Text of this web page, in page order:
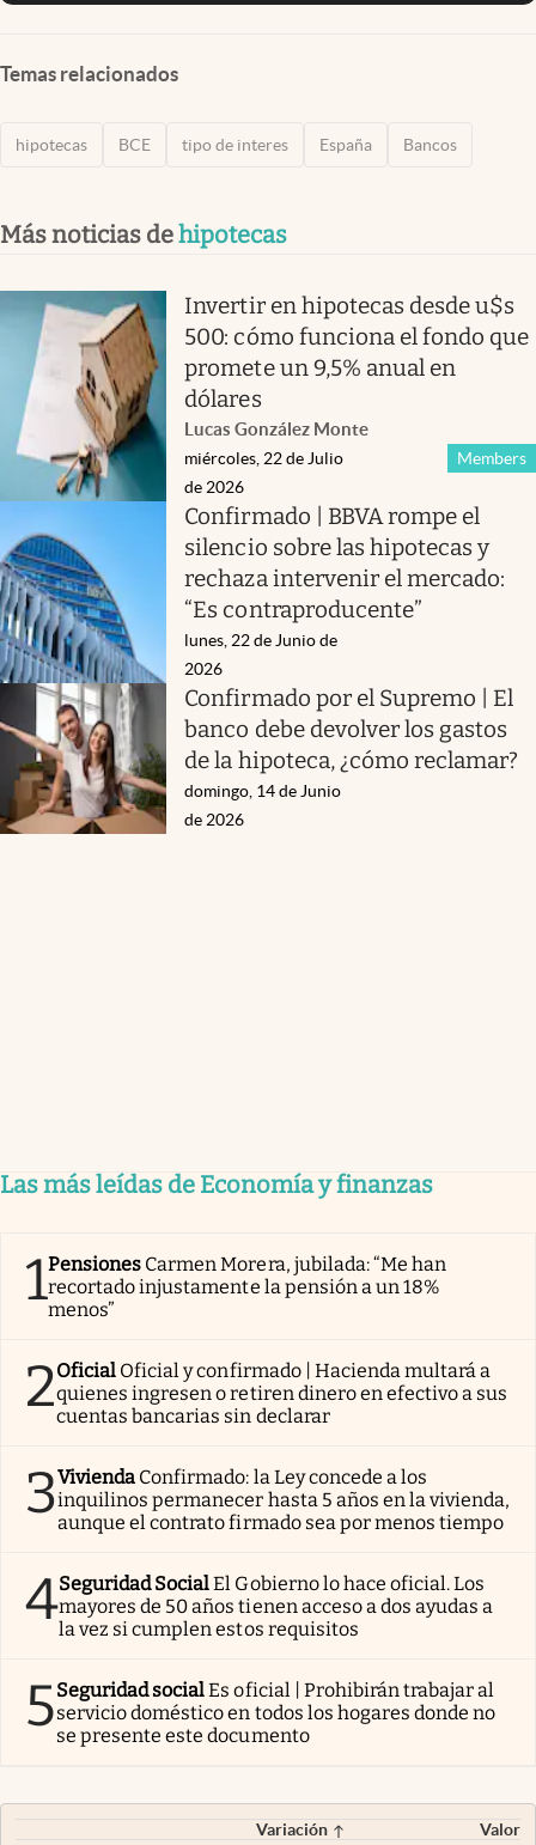
Temas relacionados
hipotecas BCE tipo de interes España Bancos
Más noticias dehipotecas
Invertir en hipotecas desde u$s
500: cómo funciona el fondo que
promete un 9,5% anual en
dólares
Lucas González Monte
Members
miércoles, 22 de Julio
de 2026
Confirmado | BBVA rompe el
silencio sobre las hipotecas y
rechaza intervenir el mercado:
“Es contraproducente”
lunes, 22 de Junio de
2026
Confirmado por el Supremo | El
banco debe devolver los gastos
de la hipoteca, ¿cómo reclamar?
domingo, 14 de Junio
de 2026
Las más leídas de Economía y finanzas
1Pensiones Carmen Morera, jubilada: “Me han
recortado injustamente la pensión a un 18%
menos”
2Oficial Oficial y confirmado | Hacienda multará a
quienes ingresen o retiren dinero en efectivo a sus
cuentas bancarias sin declarar
3Vivienda Confirmado: la Ley concede a los
inquilinos permanecer hasta 5 años en la vivienda,
aunque el contrato firmado sea por menos tiempo
4Seguridad SocialEl Gobierno lo hace oficial. Los
mayores de 50 años tienen acceso a dos ayudas a
la vez si cumplen estos requisitos
5Seguridad socialEs oficial | Prohibirán trabajar al
servicio doméstico en todos los hogares donde no
se presente este documento
Variación Valor